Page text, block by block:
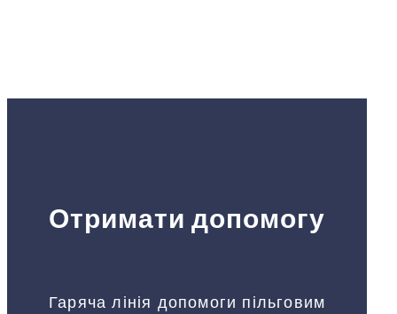
Отримати допомогу
Гаряча лінія допомоги пільговим